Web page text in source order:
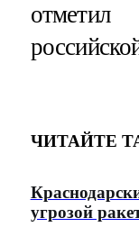
ЧИТАЙТЕ
угрозой